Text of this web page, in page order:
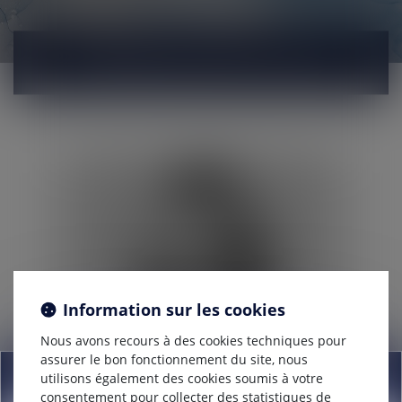
Information sur les cookies
Nous avons recours à des cookies techniques pour
assurer le bon fonctionnement du site, nous
utilisons également des cookies soumis à votre
consentement pour collecter des statistiques de
Information